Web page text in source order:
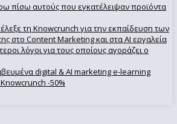
πίσω αυτούς που εγκατέλειψαν προϊόντα
τη Knowcrunch για την εκπαίδευση των
στο Content Marketing και στα AI εργαλεία
λόγοι για τους οποίους αγοράζει ο
digital & AI marketing e-learning
-50%